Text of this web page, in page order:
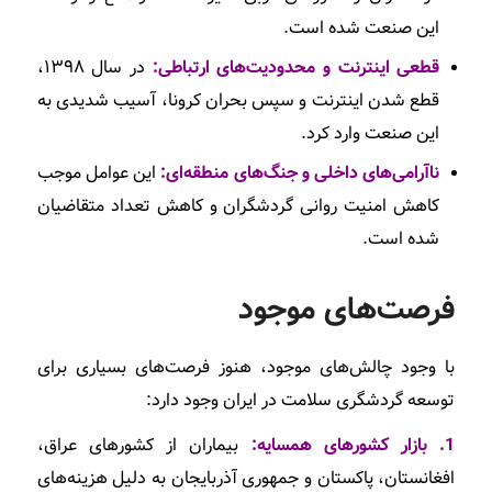
این صنعت شده است.
قطعی اینترنت و محدودیت‌های ارتباطی:
در سال ۱۳۹۸،
قطع شدن اینترنت و سپس بحران کرونا، آسیب شدیدی به
این صنعت وارد کرد.
ناآرامی‌های داخلی و جنگ‌های منطقه‌ای: این عوامل موجب
کاهش امنیت روانی گردشگران و کاهش تعداد متقاضیان
شده است.
فرصت‌های موجود
با وجود چالش‌های موجود، هنوز فرصت‌های بسیاری برای
توسعه گردشگری سلامت در ایران وجود دارد:
1. بازار کشورهای همسایه:
بیماران از کشورهای عراق،
افغانستان، پاکستان و جمهوری آذربایجان به دلیل هزینه‌های